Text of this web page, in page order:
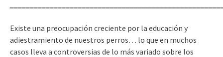
Existe una preocupación creciente por la educación y
adiestramiento de nuestros perros… lo que en muchos
casos lleva a controversias de lo más variado sobre los